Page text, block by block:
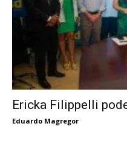
Ericka Filippelli
Eduardo Magregor